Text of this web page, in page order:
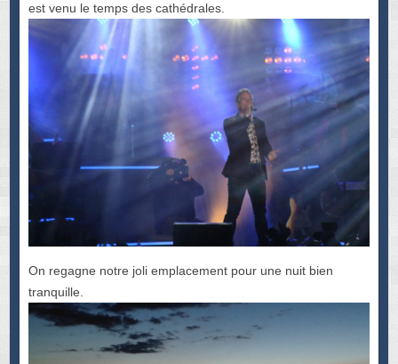
est venu le temps des cathédrales.
On regagne notre joli emplacement pour une nuit bien
tranquille.